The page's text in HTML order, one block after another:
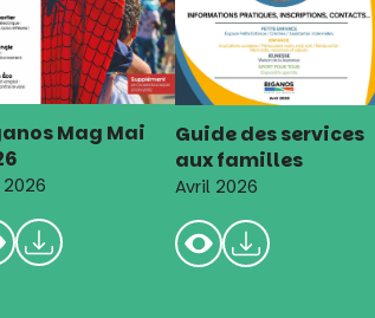
Mag Mai
Guide des services
aux familles
Avril 2026